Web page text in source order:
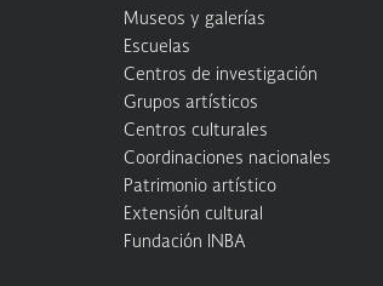
Museos y galerías
Escuelas
Centros de investigación
Grupos artísticos
Centros culturales
Coordinaciones nacionales
Patrimonio artístico
Extensión cultural
Fundación INBA